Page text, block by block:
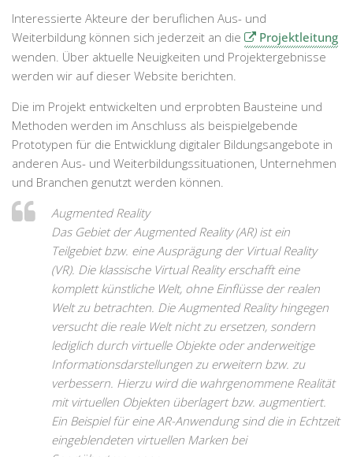
Interessierte Akteure der beruflichen Aus- und
Weiterbildung können sich jederzeit an die
Projektleitung
wenden. Über aktuelle Neuigkeiten und Projektergebnisse
werden wir auf dieser Website berichten.
Die im Projekt entwickelten und erprobten Bausteine und
Methoden werden im Anschluss als beispielgebende
Prototypen für die Entwicklung digitaler Bildungsangebote in
anderen Aus- und Weiterbildungssituationen, Unternehmen
und Branchen genutzt werden können.
Augmented Reality
Das Gebiet der Augmented Reality (AR) ist ein
Teilgebiet bzw. eine Ausprägung der Virtual Reality
(VR). Die klassische Virtual Reality erschafft eine
komplett künstliche Welt, ohne Einflüsse der realen
Welt zu betrachten. Die Augmented Reality hingegen
versucht die reale Welt nicht zu ersetzen, sondern
lediglich durch virtuelle Objekte oder anderweitige
Informationsdarstellungen zu erweitern bzw. zu
verbessern. Hierzu wird die wahrgenommene Realität
mit virtuellen Objekten überlagert bzw. augmentiert.
Ein Beispiel für eine AR-Anwendung sind die in Echtzeit
eingeblendeten virtuellen Marken bei